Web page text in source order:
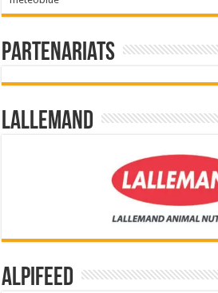
Partenariats
Lallemand
Alpifeed